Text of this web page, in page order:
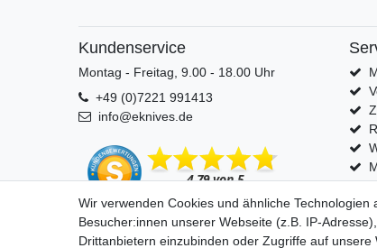
Kundenservice
Montag - Freitag, 9.00 - 18.00 Uhr
+49 (0)7221 991413
info@eknives.de
Wir verwenden Cookies und ähnliche
Besucher:innen unserer Webseite (z.B. IP-
Drittanbietern einzubinden oder Zugriffe auf